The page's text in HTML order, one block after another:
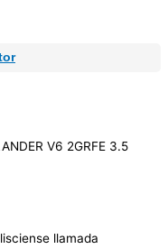
V6 2GRFE 3.5
llamada